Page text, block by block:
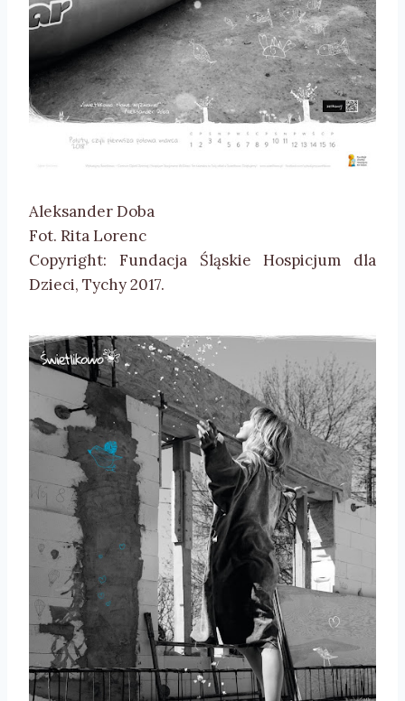
Aleksander Doba
Fot. Rita Lorenc
Copyright: Fundacja Śląskie Hospicjum dla
Dzieci, Tychy 2017.